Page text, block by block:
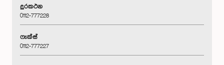
දුරකථන
0112-777228
ෆැක්ස්
0112-777227